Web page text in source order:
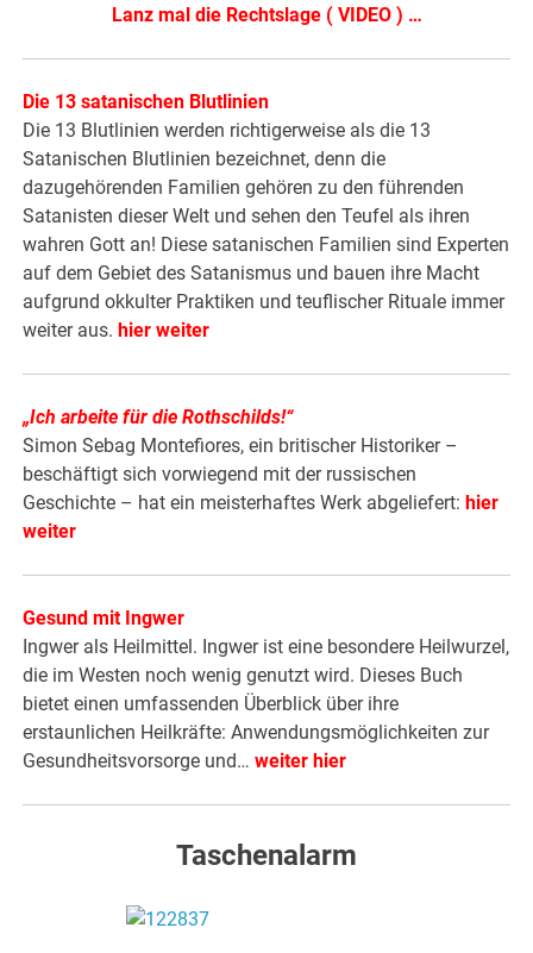
Lanz mal die Rechtslage ( VIDEO ) …
Die 13 satanischen Blutlinien
Die 13 Blutlinien werden richtigerweise als die 13
Satanischen Blutlinien bezeichnet, denn die
dazugehörenden Familien gehören zu den führenden
Satanisten dieser Welt und sehen den Teufel als ihren
wahren Gott an! Diese satanischen Familien sind Experten
auf dem Gebiet des Satanismus und bauen ihre Macht
aufgrund okkulter Praktiken und teuflischer Rituale immer
weiter aus. hier weiter
„Ich arbeite für die Rothschilds!“
Simon Sebag Montefiores, ein britischer Historiker –
beschäftigt sich vorwiegend mit der russischen
Geschichte – hat ein meisterhaftes Werk abgeliefert: hier
weiter
Gesund mit Ingwer
Ingwer als Heilmittel. Ingwer ist eine besondere Heilwurzel,
die im Westen noch wenig genutzt wird. Dieses Buch
bietet einen umfassenden Überblick über ihre
erstaunlichen Heilkräfte: Anwendungsmöglichkeiten zur
Gesundheitsvorsorge und…weiter hier
Taschenalarm